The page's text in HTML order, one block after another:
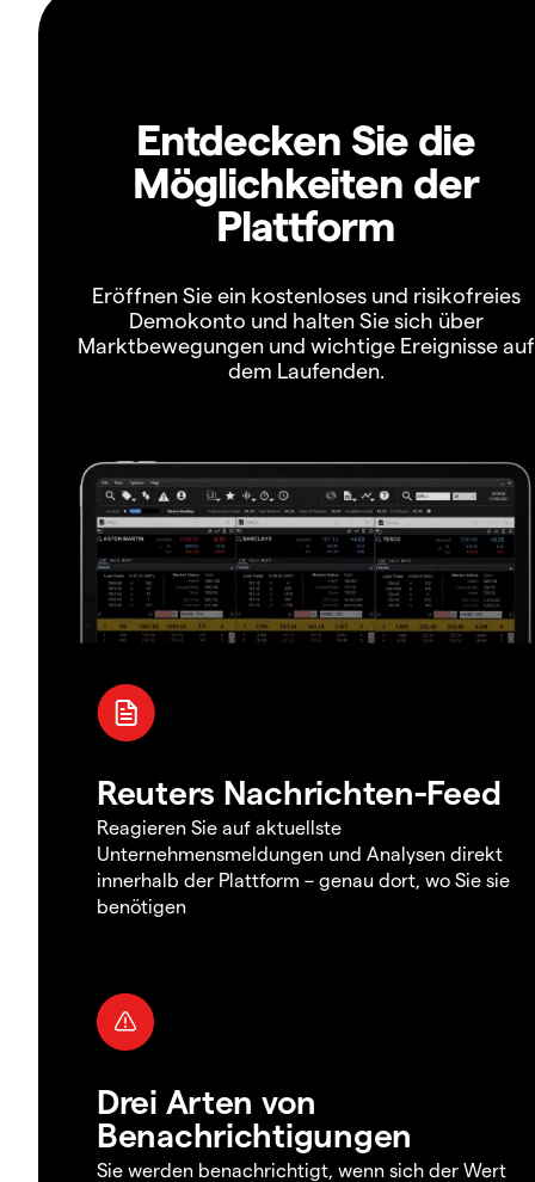
Entdecken Sie die
Möglichkeiten der
Plattform
Eröffnen Sie ein kostenloses und risikofreies
Demokonto und halten Sie sich über
Marktbewegungen und wichtige Ereignisse auf
dem Laufenden.
Reuters Nachrichten-Feed
Reagieren Sie auf aktuellste
Unternehmensmeldungen und Analysen direkt
innerhalb der Plattform – genau dort, wo Sie sie
benötigen
Drei Arten von
Benachrichtigungen
Sie werden benachrichtigt, wenn sich der Wert